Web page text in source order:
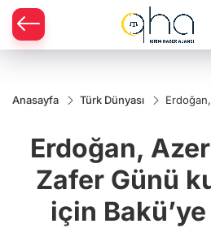
Anasayfa Türk Dünyası
Erdoğan,
için
Erdoğan,
Zafer Günü
için